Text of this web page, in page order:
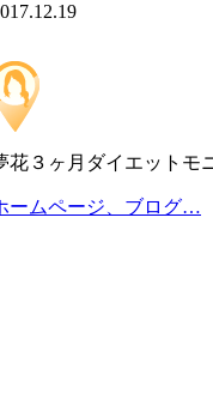
花３ヶ月ダイエットモ
ームページ、ブログ…